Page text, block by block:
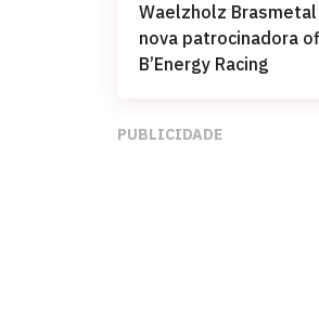
Waelzholz Brasmetal
nova patrocinadora
B’Energy Racing
PUBLICIDADE